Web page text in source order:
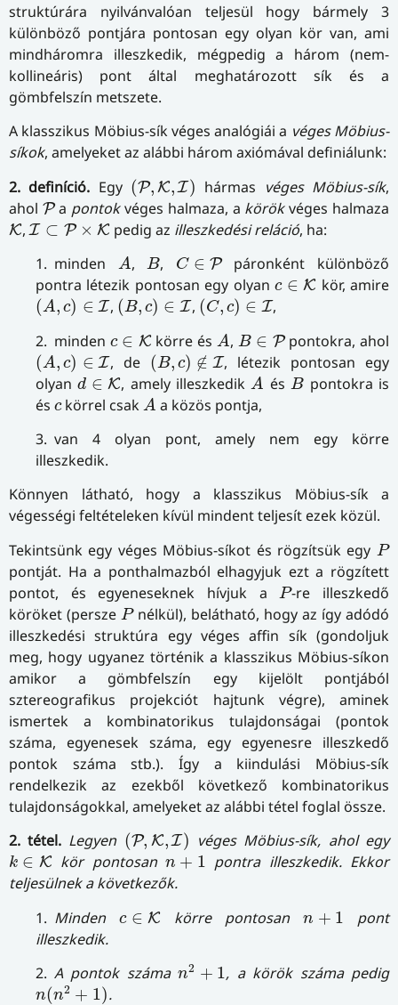
struktúrára nyilvánvalóan teljesül hogy bármely 3
különböző pontjára pontosan egy olyan kör van, ami
mindháromra illeszkedik, mégpedig a három (nem-
kollineáris) pont által meghatározott sík és a
gömbfelszín metszete.
A klasszikus Möbius-sík véges analógiái a véges Möbius-
síkok, amelyeket az alábbi három axiómával definiálunk:
2. definíció. Egy (P, K, I)
(P,K,I) hármas véges Möbius-sík,
ahol P
Pa pontokvéges halmaza, a körökvéges halmaza
K
K,I ⊂ P × K
I⊂P×K pedig az illeszkedési reláció, ha:
1. minden
A
A ,B
B, C ∈ P
C∈P páronként különböző
pontra létezik pontosan egy olyanc ∈ K
c∈ K
kör, amire
(A, c) ∈ I
(A,c)∈I , (B, c) ∈ I
(B,c)∈I , (C, c) ∈ I
(C,c)∈I
,
2. minden c ∈ K
c∈ K körre ésA
A, B ∈ P
B∈P pontokra, ahol
(A, c) ∈ I
(A,c)∈I , de ( B, c) ∉ I
(B,c)∉I
, létezik pontosan egy
olyand ∈ K
d∈K , amely illeszkedikA
A ésB
B pontokra is
és c
ckörrel csak A
A a közös pontja,
3. van 4 olyan pont, amely nem egy körre
illeszkedik.
Könnyen látható, hogy a klasszikus Möbius-sík a
végességi feltételeken kívül mindent teljesít ezek közül.
Tekintsünk egy véges Möbius-síkot és rögzítsük egy P
P
pontját. Ha a ponthalmazból elhagyjuk ezt a rögzített
pontot, és egyeneseknek hívjuk aP
P-re illeszkedő
köröket (persze P
Pnélkül), belátható, hogy az így adódó
illeszkedési struktúra egy véges affin sík (gondoljuk
meg, hogy ugyanez történik a klasszikus Möbius-síkon
amikor a gömbfelszín egy kijelölt pontjából
sztereografikus projekciót hajtunk végre), aminek
ismertek a kombinatorikus tulajdonságai (pontok
száma, egyenesek száma, egy egyenesre illeszkedő
pontok száma stb.). Így a kiindulási Möbius-sík
rendelkezik az ezekből következő kombinatorikus
tulajdonságokkal, amelyeket az alábbi tétel foglal össze.
2. tétel. Legyen (P, K, I)
(P,K ,I) véges Möbius-sík, ahol egy
k ∈ K
k∈K kör pontosann + 1
n +1
pontra illeszkedik. Ekkor
teljesülnek a következők.
1. Mindenc ∈ K
c ∈ K körre pontosann + 1
n 1
pont
illeszkedik.
2. A pontok száman2 + 1
n2 + 1 , a körök száma pedig
n(n2 + 1)
n(n2+1)
.